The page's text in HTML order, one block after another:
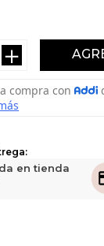
＋
en tienda